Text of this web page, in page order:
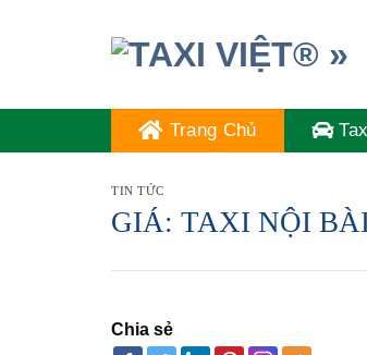
Trang Chủ
TIN TỨC
GIÁ: TAXI NỘI
Chia sẻ